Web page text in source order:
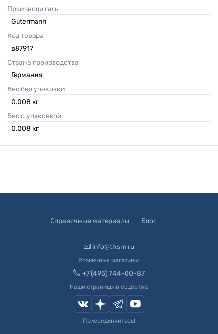
Производитель
Gutermann
Код товара
в87917
Страна производства
Германия
Вес без упаковки
0.008 кг
Вес с упаковкой
0.008 кг
Справочные материалы Блог
info@thsm.ru
Розничные магазины:
+7 (495) 744-00-87
Наши страницы в соцсетях:
Присоединяйтесь!